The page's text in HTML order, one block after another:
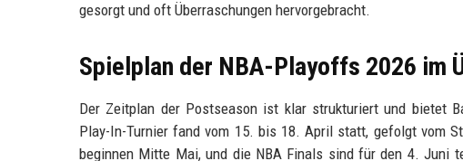
gesorgt und oft Überraschungen hervorgebracht.
Spielplan der NBA-Playoffs 2026 im
Der Zeitplan der Postseason ist klar strukturiert und bietet
Play-In-Turnier fand vom 15. bis 18. April statt, gefolgt vom
beginnen Mitte Mai, und die NBA Finals sind für den 4. Juni